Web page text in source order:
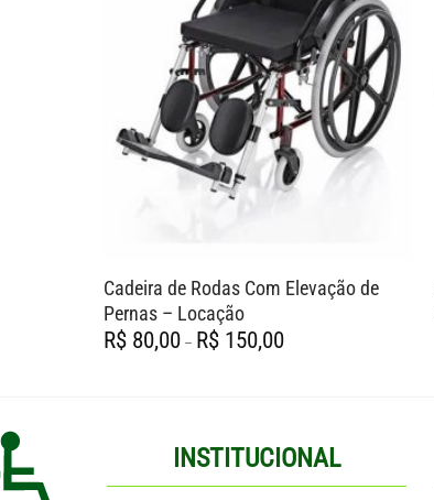
Cadeira de Rodas Com Elevação de
Pernas – Locação
R$80,00 – R$150,00Faixa
de
INSTITUCIONAL